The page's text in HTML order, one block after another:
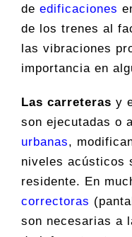
de edificaciones
de los trenes al
las vibraciones
importancia en
Las carreteras y
son ejecutadas o
urbanas,
niveles acústicos
residente. En
correctoras
son necesarias a